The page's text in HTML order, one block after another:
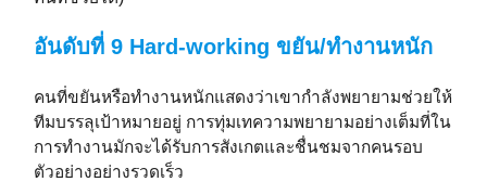
อันดับที่ 9 Hard-working ขยัน/ทำงานหนัก
คนที่ขยันหรือทำงานหนักแสดงว่าเขากำลังพยายามช่วยให้
ทีมบรรลุเป้าหมายอยู่ การทุ่มเทความพยายามอย่างเต็มที่ใน
การทำงานมักจะได้รับการสังเกตและชื่นชมจากคนรอบ
ตัวอย่างอย่างรวดเร็ว